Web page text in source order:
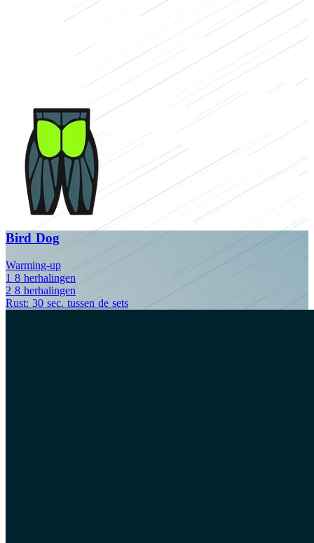
Bird Dog
Warming-up
1 8 herhalingen
2 8 herhalingen
Rust: 30 sec. tussen de sets